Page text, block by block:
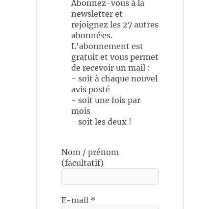
Abonnez-vous à la
newsletter et
rejoignez les 27 autres
abonné·es.
L'abonnement est
gratuit et vous permet
de recevoir un mail :
- soit à chaque nouvel
avis posté
- soit une fois par
mois
- soit les deux !
Nom / prénom
(facultatif)
E-mail *